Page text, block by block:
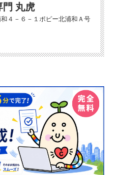
門 丸虎
４－６－１ポピー北浦和Ａ号